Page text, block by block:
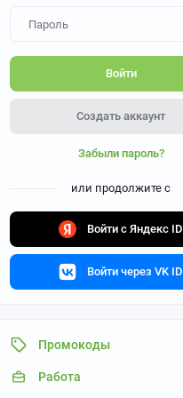
Войти
Создать аккаунт
Забыли пароль?
или продолжите с
Войти с Яндекс ID
Войти через VK ID
Промокоды
Работа